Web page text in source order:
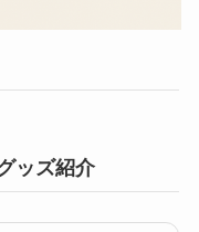
ッズ紹介